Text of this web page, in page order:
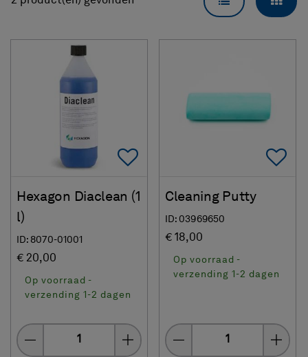
Add To Favorites
Hexagon Diaclean (1
l)
ID: 8070-01001
€ 20,00
Op voorraad -
verzending 1-2 dagen
Quantity
Cleaning Putty
ID: 03969650
€ 18,00
Op voorraad -
verzending 1-2 dagen
Quantity